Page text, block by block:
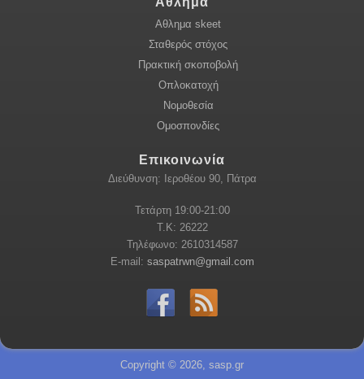
Αθλημα skeet
Σταθερός στόχος
Πρακτική σκοποβολή
Οπλοκατοχή
Νομοθεσία
Ομοσπονδίες
Επικοινωνία
Διεύθυνση: Ιεροθέου 90, Πάτρα
Τετάρτη 19:00-21:00
Τ.Κ: 26222
Τηλέφωνο: 2610314587
E-mail: saspatrwn@gmail.com
Copyright © 2026, sasp.gr